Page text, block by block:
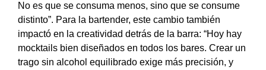
No es que se consuma menos, sino que se consume
distinto”. Para la bartender, este cambio también
impactó en la creatividad detrás de la barra: “Hoy hay
mocktails bien diseñados en todos los bares. Crear un
trago sin alcohol equilibrado exige más precisión, y